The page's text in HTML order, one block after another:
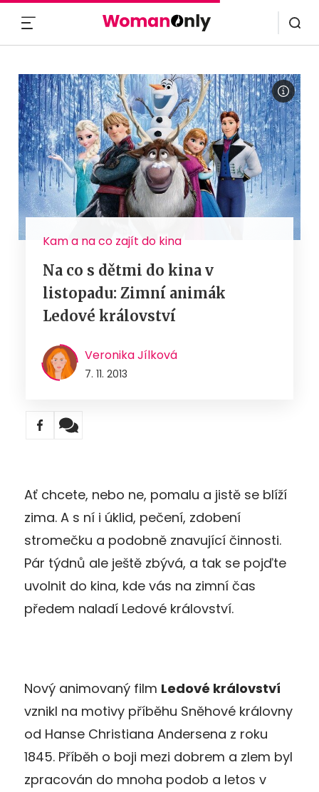
Kam a na co zajít do kina
Na co s dětmi do kina v
listopadu: Zimní animák
Ledové království
Veronika Jílková
7. 11. 2013
Ať chcete, nebo ne, pomalu a jistě se blíží
zima. A s ní i úklid, pečení, zdobení
stromečku a podobně znavující činnosti.
Pár týdnů ale ještě zbývá, a tak se pojďte
uvolnit do kina, kde vás na zimní čas
předem naladí Ledové království.
Nový animovaný film Ledové království
vznikl na motivy příběhu Sněhové královny
od Hanse Christiana Andersena z roku
1845. Příběh o boji mezi dobrem a zlem byl
zpracován do mnoha podob a letos v